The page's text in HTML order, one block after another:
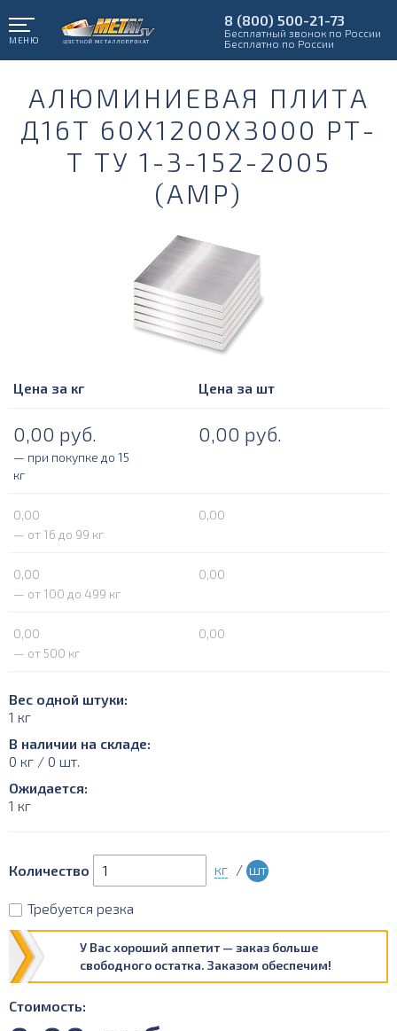
МЕНЮ
8 (800) 500-21-73
Бесплатный звонок по России
Бесплатно по России
АЛЮМИНИЕВАЯ ПЛИТА
Д16Т 60Х1200Х3000 РТ-
Т ТУ 1-3-152-2005
(АМР)
Цена за кг Цена за шт
0,00 руб. 0,00 руб.
— при покупке до 15
кг
0,00
0,00
— от 16 до 99 кг
0,00
0,00
— от 100 до 499 кг
0,00
0,00
— от 500 кг
Вес одной штуки:
1 кг
В наличии на складе:
0 кг / 0 шт.
Ожидается:
1 кг
Количество кг / шт
Требуется резка
У Вас хороший аппетит — заказ больше
свободного остатка. Заказом обеспечим!
Стоимость: